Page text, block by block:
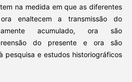
na medida em que as diferentes
enaltecem a transmissão do
acumulado, ora são
do presente e ora são
pesquisa e estudos historiográficos